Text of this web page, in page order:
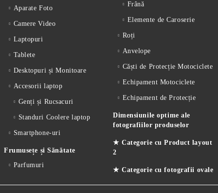
Aparate Foto
Camere Video
Laptopuri
Tablete
Desktopuri și Monitoare
Accesorii laptop
Genți și Rucsacuri
Standuri Coolere laptop
Smartphone-uri
Frumusețe și Sănătate
Parfumuri
Frână
Elemente de Caroserie
Roți
Anvelope
Căști de Protecție Motociclete
Echipament Motociclete
Echipament de Protecție
Dimensiunile optime ale
fotografiilor produselor
★ Categorie cu Product layout
2
★ Categorie cu fotografii ovale